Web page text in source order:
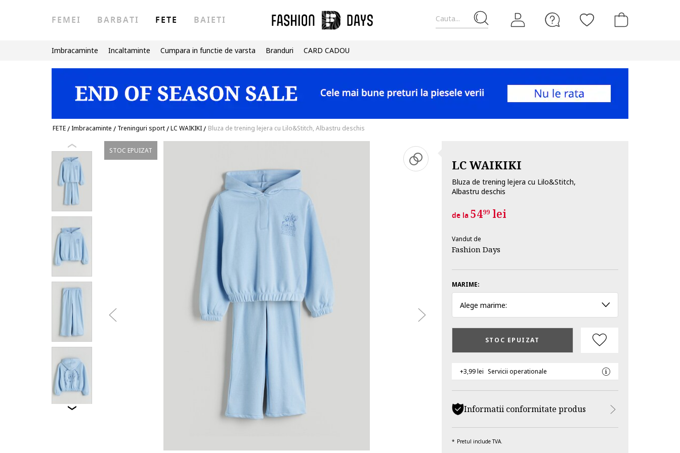
Cauta...
FEMEI BARBATI FETE BAIETI
Imbracaminte Incaltaminte Cumpara in functie de varsta Branduri CARD CADOU
FETE/Imbracaminte / Treninguri sport/LC WAIKIKI/ Bluza de trening lejera cu Lilo&Stitch, Albastru deschis
STOC EPUIZAT
LC WAIKIKI
Bluza de trening lejera cu Lilo&Stitch,
Albastru deschis
de la5499lei
Vandut de
Fashion Days
MARIME:
Alege marime:
STOC EPUIZAT
+3,99 lei Servicii operationale
Informatii conformitate produs
Pretul include TVA.